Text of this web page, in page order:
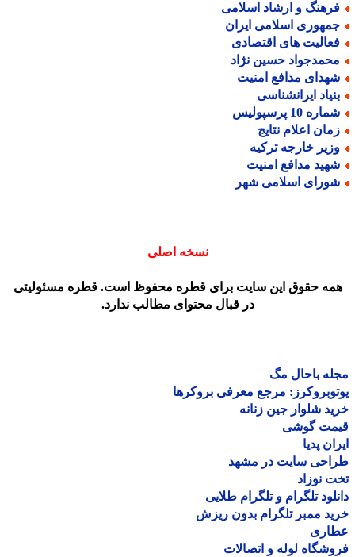
و ارشاد اسلامی
اسلامی ایران
های اقتصادی
حسین نژاد
مدافع امنیت
ایرانشناسی
10 پرسپولیس
اعلام نتایج
خارجه ترکیه
مدافع امنیت
اسلامی شهر
نسخه اصلی
حقوق این سایت برای قطره محفوظ است. قطره مسئولیتی
در قبال محتوای مطالب ندارد.
باحال مگ
مرجع معرفی بروکرها
شلوار جین زنانه
گوشی
پدیا
سایت در مشهد
نوزاد
تلگرام و تلگرام طلایی
ممبر تلگرام بدون ریزش
لوله و اتصالات